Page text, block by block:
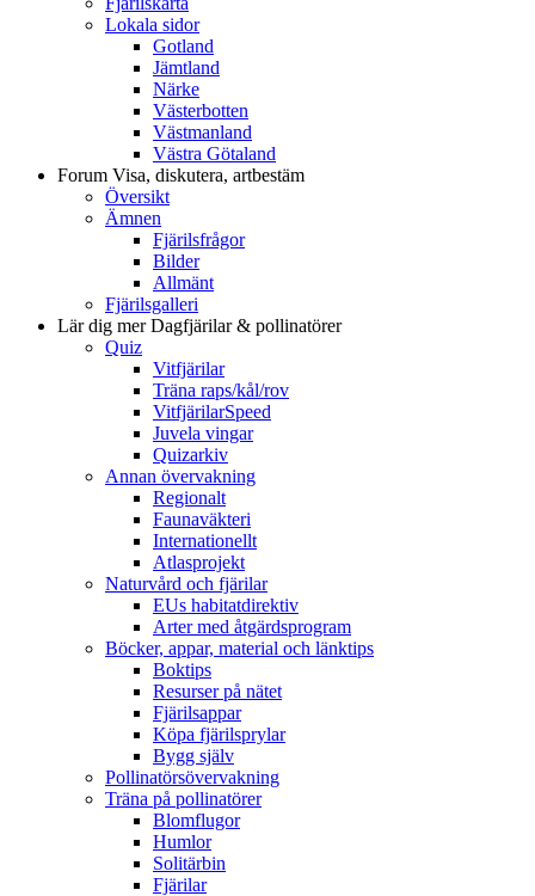
Lokala sidor
Gotland
Jämtland
Närke
Västerbotten
Västmanland
Västra Götaland
Forum Visa, diskutera, artbestäm
Översikt
Ämnen
Fjärilsfrågor
Bilder
Allmänt
Fjärilsgalleri
Lär dig merDagfjärilar & pollinatörer
Quiz
Vitfjärilar
Träna raps/kål/rov
VitfjärilarSpeed
Juvela vingar
Quizarkiv
Annan övervakning
Regionalt
Faunaväkteri
Internationellt
Atlasprojekt
Naturvård och fjärilar
EUs habitatdirektiv
Arter med åtgärdsprogram
Böcker, appar, material och länktips
Boktips
Resurser på nätet
Fjärilsappar
Köpa fjärilsprylar
Bygg själv
Pollinatörsövervakning
Träna på pollinatörer
Blomflugor
Humlor
Solitärbin
Fjärilar